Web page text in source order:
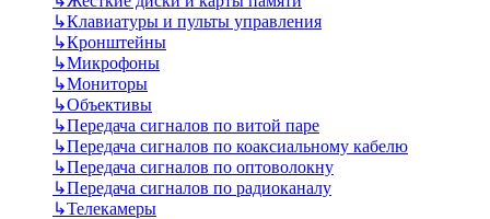
↳Клавиатуры и пульты управления
↳Кронштейны
↳Микрофоны
↳Мониторы
↳Объективы
↳Передача сигналов по витой паре
↳Передача сигналов по коаксиальному кабелю
↳Передача сигналов по оптоволокну
↳Передача сигналов по радиоканалу
↳Телекамеры